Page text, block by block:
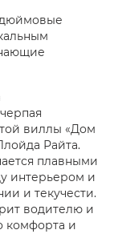
дюймовые
виллы «Дом
Райта.
плавными
интерьером и
и текучести.
водителю и
комфорта и